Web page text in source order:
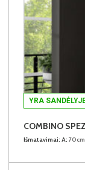
YRA
COMBINO
Išmatavimai: A: 70cm